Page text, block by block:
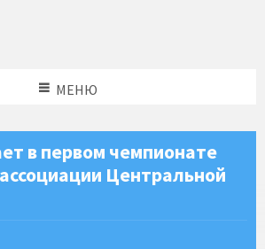
МЕНЮ
в первом чемпионате
Центральной